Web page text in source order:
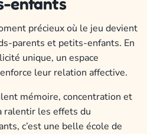
précieux où le jeu devient
parents et petits-enfants. En
unique, un espace
leur relation affective.
mémoire, concentration et
ralentir les effets du
c’est une belle école de